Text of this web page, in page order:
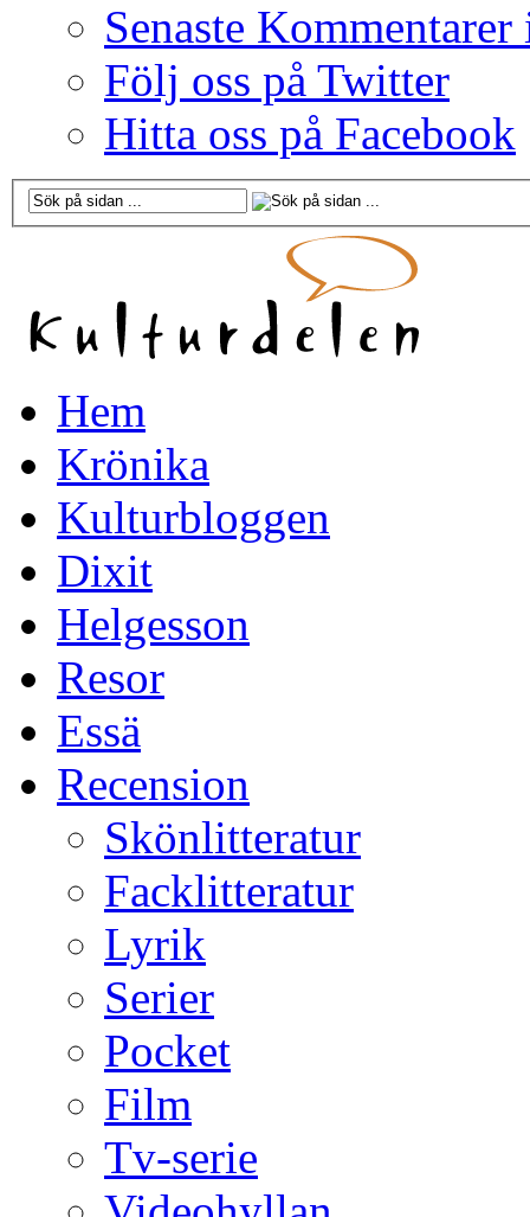
Senaste Kommentarer
Följ oss på Twitter
Hitta oss på Facebook
Hem
Krönika
Kulturbloggen
Dixit
Helgesson
Resor
Essä
Recension
Skönlitteratur
Facklitteratur
Lyrik
Serier
Pocket
Film
Tv-serie